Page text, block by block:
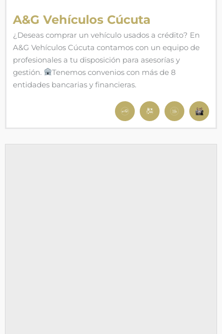
A&G Vehículos Cúcuta
¿Deseas comprar un vehículo usados a crédito? En
A&G Vehículos Cúcuta contamos con un equipo de
profesionales a tu disposición para asesorías y
gestión.
Tenemos convenios con más de 8
entidades bancarias y financieras.